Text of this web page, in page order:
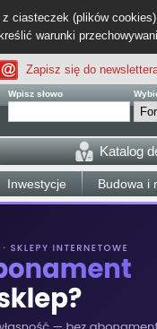
ciasteczek (plików
warunki
Zapisz się do
Wpisz słowo
Katalog
Inwestycje Budowa i